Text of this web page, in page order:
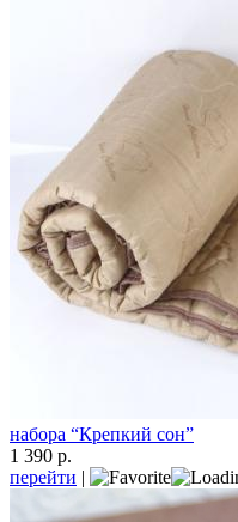
набора “Крепкий сон”
1 390 р.
перейти |